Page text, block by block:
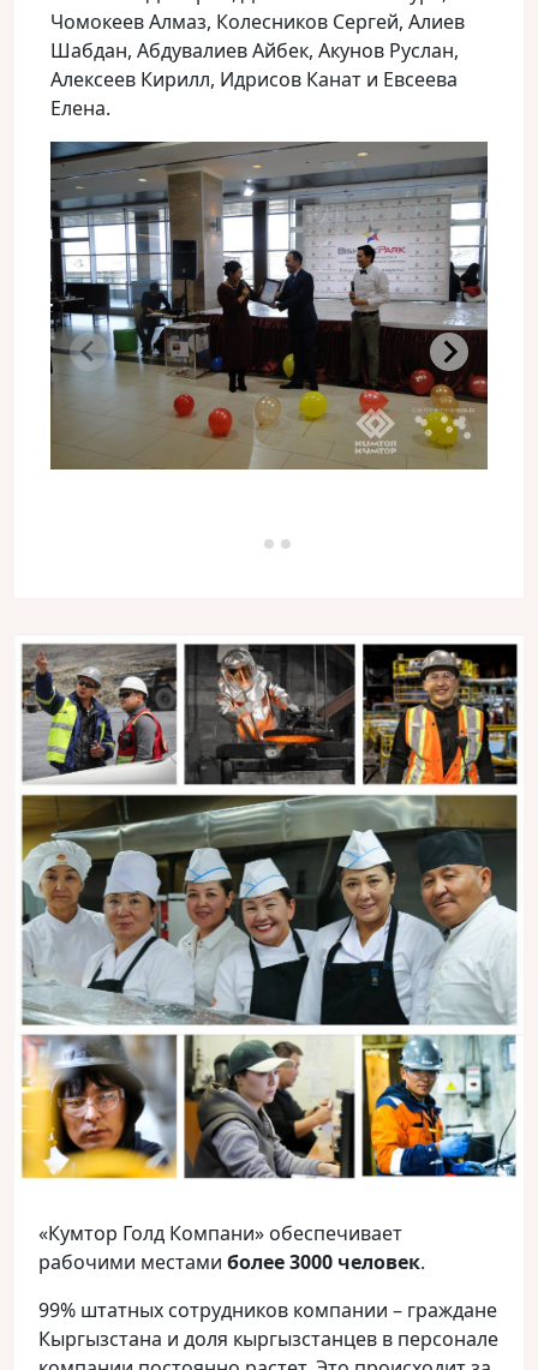
Чомокеев Алмаз, Колесников Сергей, Алиев
Шабдан, Абдувалиев Айбек, Акунов Руслан,
Алексеев Кирилл, Идрисов Канат и Евсеева
Елена.
«Кумтор Голд Компани» обеспечивает
рабочими местами более 3000 человек.
99% штатных сотрудников компании – граждане
Кыргызстана и доля кыргызстанцев в персонале